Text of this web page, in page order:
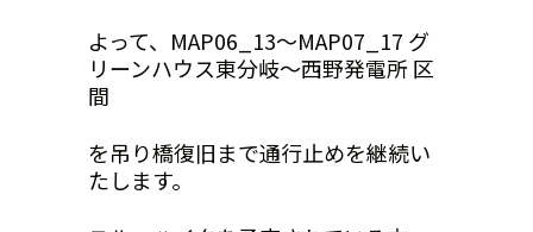
よって、MAP06_13～MAP07_17 グ
リーンハウス東分岐～西野発電所 区
間
を吊り橋復旧まで通行止めを継続い
たします。